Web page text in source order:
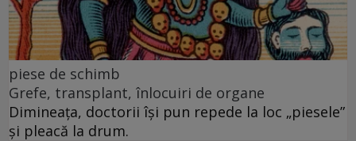
piese de schimb
Grefe, transplant, înlocuiri de organe
Dimineața, doctorii își pun repede la loc „piesele”
și pleacă la drum.